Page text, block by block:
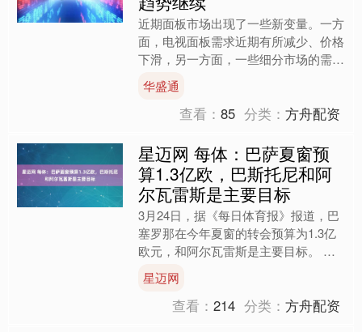
近期面板市场出现了一些新变量。一方
面，电视面板需求近期有所减少、价格
下滑，另一方面，一些细分市场的需求
仍在增长。 据TrendForce集邦咨询数
据，今年6月，....
华盛通
查看：85 分类：方舟配资
星迈网 每体：巴萨夏窗预
算1.3亿欧，巴斯托尼和阿
尔瓦雷斯是主要目标
3月24日，据《每日体育报》报道，巴
塞罗那在今年夏窗的转会预算为1.3亿
欧元，和阿尔瓦雷斯是主要目标。 据
报道，体育总监德科将优先考虑左脚中
卫和中锋这两个位置，....
星迈网
查看：214 分类：方舟配资